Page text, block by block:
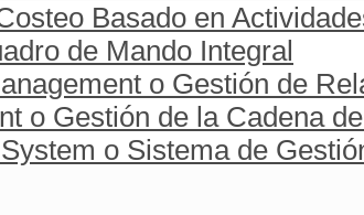
Basado en
de Mando Integral
o Gestión de
o Gestión de la Cadena
o Sistema de